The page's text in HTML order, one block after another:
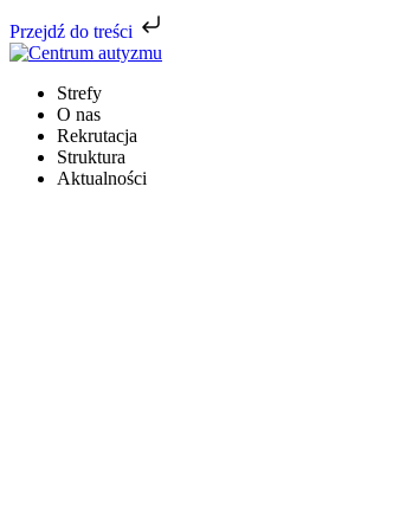
Przejdź do treści
Strefy
O nas
Rekrutacja
Struktura
Aktualności